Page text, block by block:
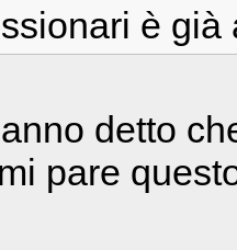
è già
detto
pare